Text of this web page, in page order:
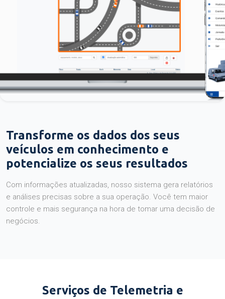
Transforme os dados dos seus
veículos em conhecimento e
potencialize os seus resultados
Com informações atualizadas, nosso sistema gera relatórios
e análises precisas sobre a sua operação. Você tem maior
controle e mais segurança na hora de tomar uma decisão de
negócios.
Serviços de Telemetria e